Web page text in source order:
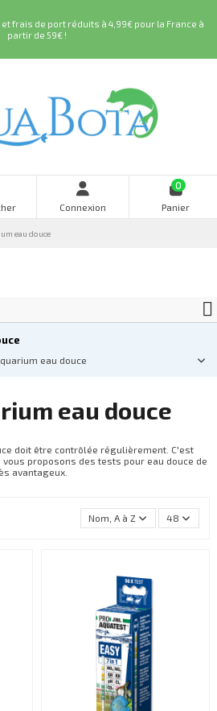
frais de port réduits à 4,99€ pour la France à
partir de 59€ !
Connexion
0
Panier
eau douce
eau douce
doit être contrôlée régulièrement. C'est
vous proposons des tests pour eau douce de
avantageux.
Nom, A à Z 48
eau douce